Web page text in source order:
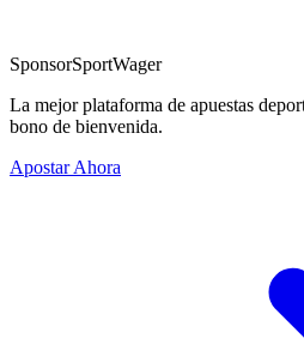
SponsorSportWager
La mejor plataforma de apuestas
bono de bienvenida.
Apostar Ahora